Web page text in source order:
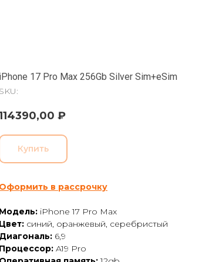
iPhone 17 Pro Max 256Gb Silver Sim+eSim
SKU:
₽
Купить
Оформить в рассрочку
Модель: iPhone 17 Pro Max
Цвет: синий, оранжевый, серебристый
Диагональ: 6,9
Процессор: A19 Pro